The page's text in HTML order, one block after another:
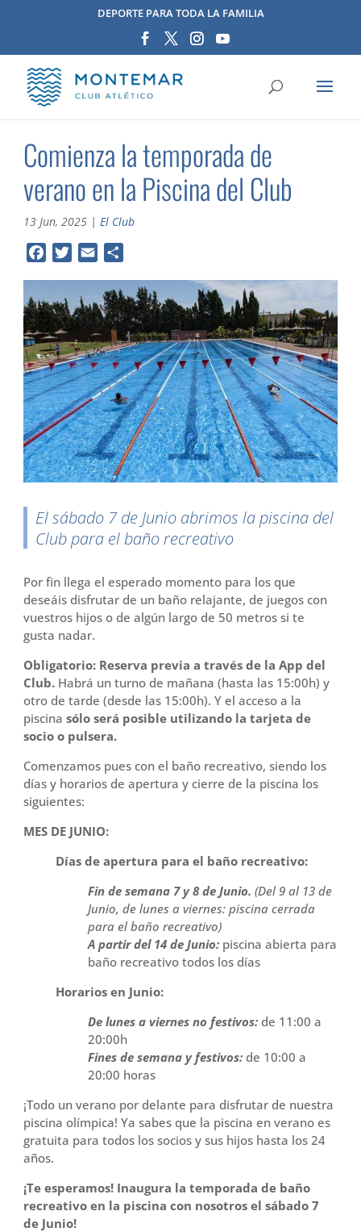
DEPORTE PARA TODA LA FAMILIA
Comienza la temporada de
verano en la Piscina del Club
13 Jun, 2025 |El Club
e
b
o
o
k
t
t
e
r
a
i
l
m
p
a
r
t
i
r
El sábado 7 de Junio abrimos la piscina del
Club para el baño recreativo
Por fin llega el esperado momento para los que
deseáis disfrutar de un baño relajante, de juegos con
vuestros hijos o de algún largo de 50 metros si te
gusta nadar.
Obligatorio: Reserva previa a través de la App del
Club. Habrá un turno de mañana (hasta las 15:00h) y
otro de tarde (desde las 15:00h). Y el acceso a la
piscinasólo será posible utilizando la tarjeta de
socio o pulsera.
Comenzamos pues con el baño recreativo, siendo los
días y horarios de apertura y cierre de la piscina los
siguientes:
MES DE JUNIO:
Días de apertura para el baño recreativo:
Fin de semana 7 y 8 de Junio. (Del 9 al 13 de
Junio, de lunes a viernes: piscina cerrada
para el baño recreativo)
A partir del 14 de Junio: piscina abierta para
baño recreativo todos los días
Horarios en Junio:
De lunes a viernes no festivos: de 11:00 a
20:00h
Fines de semana y festivos: de 10:00 a
20:00 horas
¡Todo un verano por delante para disfrutar de nuestra
piscina olímpica! Ya sabes que la piscina en verano es
gratuita para todos los socios y sus hijos hasta los 24
años.
¡Te esperamos! Inaugura la temporada de baño
recreativo en la piscina con nosotros el sábado 7
de Junio!